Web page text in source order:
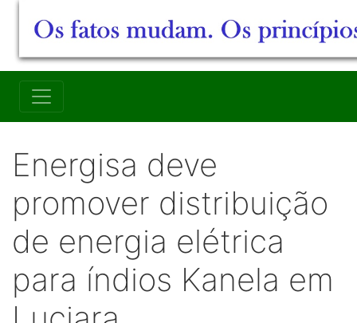
Energisa deve
promover distribuição
de energia elétrica
para índios Kanela em